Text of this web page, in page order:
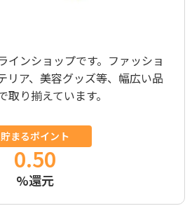
インショップです。ファッショ
リア、美容グッズ等、幅広い品
り揃えています。
貯まるポイント
0.50
%還元